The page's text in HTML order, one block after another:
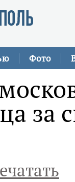
Фото
за